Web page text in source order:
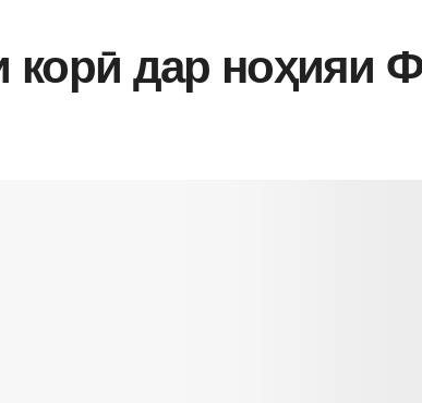
корӣ дар ноҳияи